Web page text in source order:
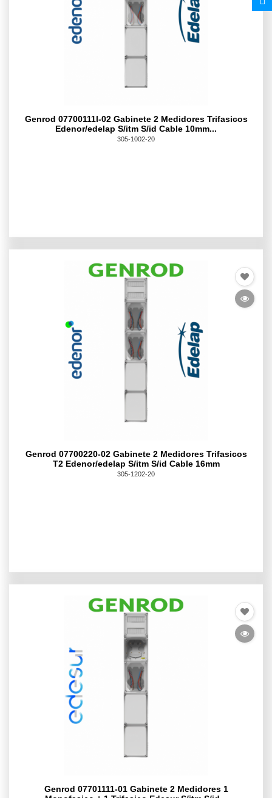
Genrod 07700111l-02 Gabinete 2 Medidores Trifasicos
Edenor/edelap S/itm S/id Cable 10mm...
305-1002-20
Genrod 07700220-02 Gabinete 2 Medidores Trifasicos
T2 Edenor/edelap S/itm S/id Cable 16mm
305-1202-20
Genrod 07701111-01 Gabinete 2 Medidores 1